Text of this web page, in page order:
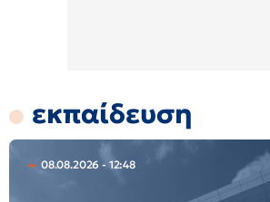
εκπαίδευση
08.08.2026 - 12:48